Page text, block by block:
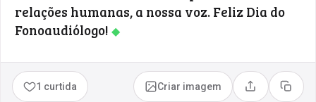
relações humanas, a nossa voz. Feliz Dia do
Fonoaudiólogo! ◆
1 curtida Criar imagem Compartilhar
Copiar